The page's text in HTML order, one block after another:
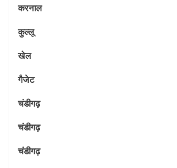
करनाल
कुल्लू
खेल
गैजेट
चंडीगढ़
चंडीगढ़
चंडीगढ़